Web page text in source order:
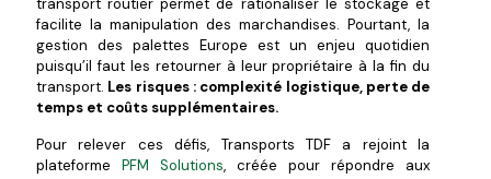
transport routier permet de rationaliser le stockage et
facilite la manipulation des marchandises. Pourtant, la
gestion des palettes Europe est un enjeu quotidien
puisqu’il faut les retourner à leur propriétaire à la fin du
transport. Les risques : complexité logistique, perte de
temps et coûts supplémentaires.
Pour relever ces défis, Transports TDF a rejoint la
plateformePFM Solutions, créée pour répondre aux